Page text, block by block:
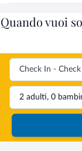
Quando vuoi